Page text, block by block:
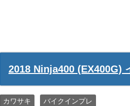
2018 Ninja400 (EX400G)
カワサキ バイクインプレ